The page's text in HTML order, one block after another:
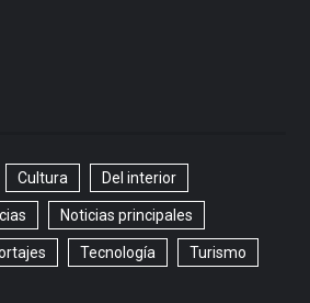
Cultura Del interior
Noticias principales
Tecnología Turismo